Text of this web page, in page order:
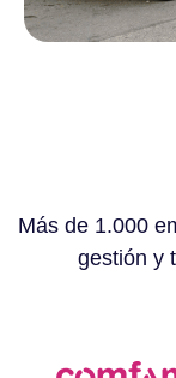
Más de 1.000
gestión y